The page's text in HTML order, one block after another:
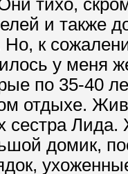
тихо,
и также
Но, к
у меня
по 35-40
отдыхе.
сестра
домик,